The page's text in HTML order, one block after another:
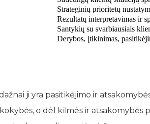
Strateginių prioritetų
Rezultatų interpretavimas ir
Santykių su svarbiausiais
Derybos, įtikinimas,
ji yra pasitikėjimo ir
o dėl kilmės ir atsakomybės